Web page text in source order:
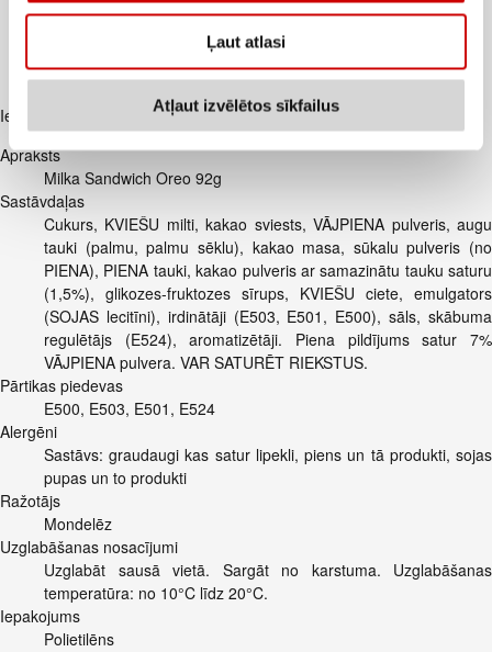
Ļaut atlasi
Atļaut izvēlētos sīkfailus
Iesakām ar
Apraksts
Milka Sandwich Oreo 92g
Sastāvdaļas
Cukurs, KVIEŠU milti, kakao sviests, VĀJPIENA pulveris, augu
tauki (palmu, palmu sēklu), kakao masa, sūkalu pulveris (no
PIENA), PIENA tauki, kakao pulveris ar samazinātu tauku saturu
(1,5%), glikozes-fruktozes sīrups, KVIEŠU ciete, emulgators
(SOJAS lecitīni), irdinātāji (E503, E501, E500), sāls, skābuma
regulētājs (E524), aromatizētāji. Piena pildījums satur 7%
VĀJPIENA pulvera. VAR SATURĒT RIEKSTUS.
Pārtikas piedevas
E500, E503, E501, E524
Alergēni
Sastāvs: graudaugi kas satur lipekli, piens un tā produkti, sojas
pupas un to produkti
Ražotājs
Mondelēz
Uzglabāšanas nosacījumi
Uzglabāt sausā vietā. Sargāt no karstuma. Uzglabāšanas
temperatūra: no 10°C līdz 20°C.
Iepakojums
Polietilēns